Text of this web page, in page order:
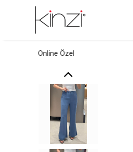
Online Özel